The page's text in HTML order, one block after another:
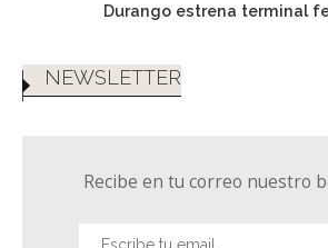
Durango estrena terminal
NEWSLETTER
Recibe en tu correo nuestro